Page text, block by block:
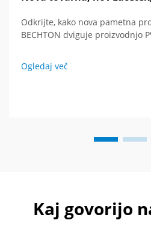
Odkrijte, kako nova pametna
BECHTON dviguje proizvodnjo
Ogledaj več
Kaj govorijo